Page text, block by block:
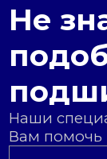
Не
Наши
Вам помочь